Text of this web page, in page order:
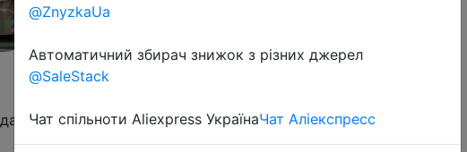
в розділі "Распродажа" + монетки 553 Coins у додатку.
@ZnyzkaUa
Автоматичний збирач знижок з різних джерел
@SaleStack
Чат спільноти Aliexpress УкраїнаЧат Аліекспресс